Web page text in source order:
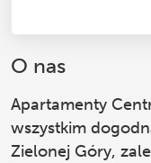
O nas
Apartamenty
wszystkim
Zielonej Góry,